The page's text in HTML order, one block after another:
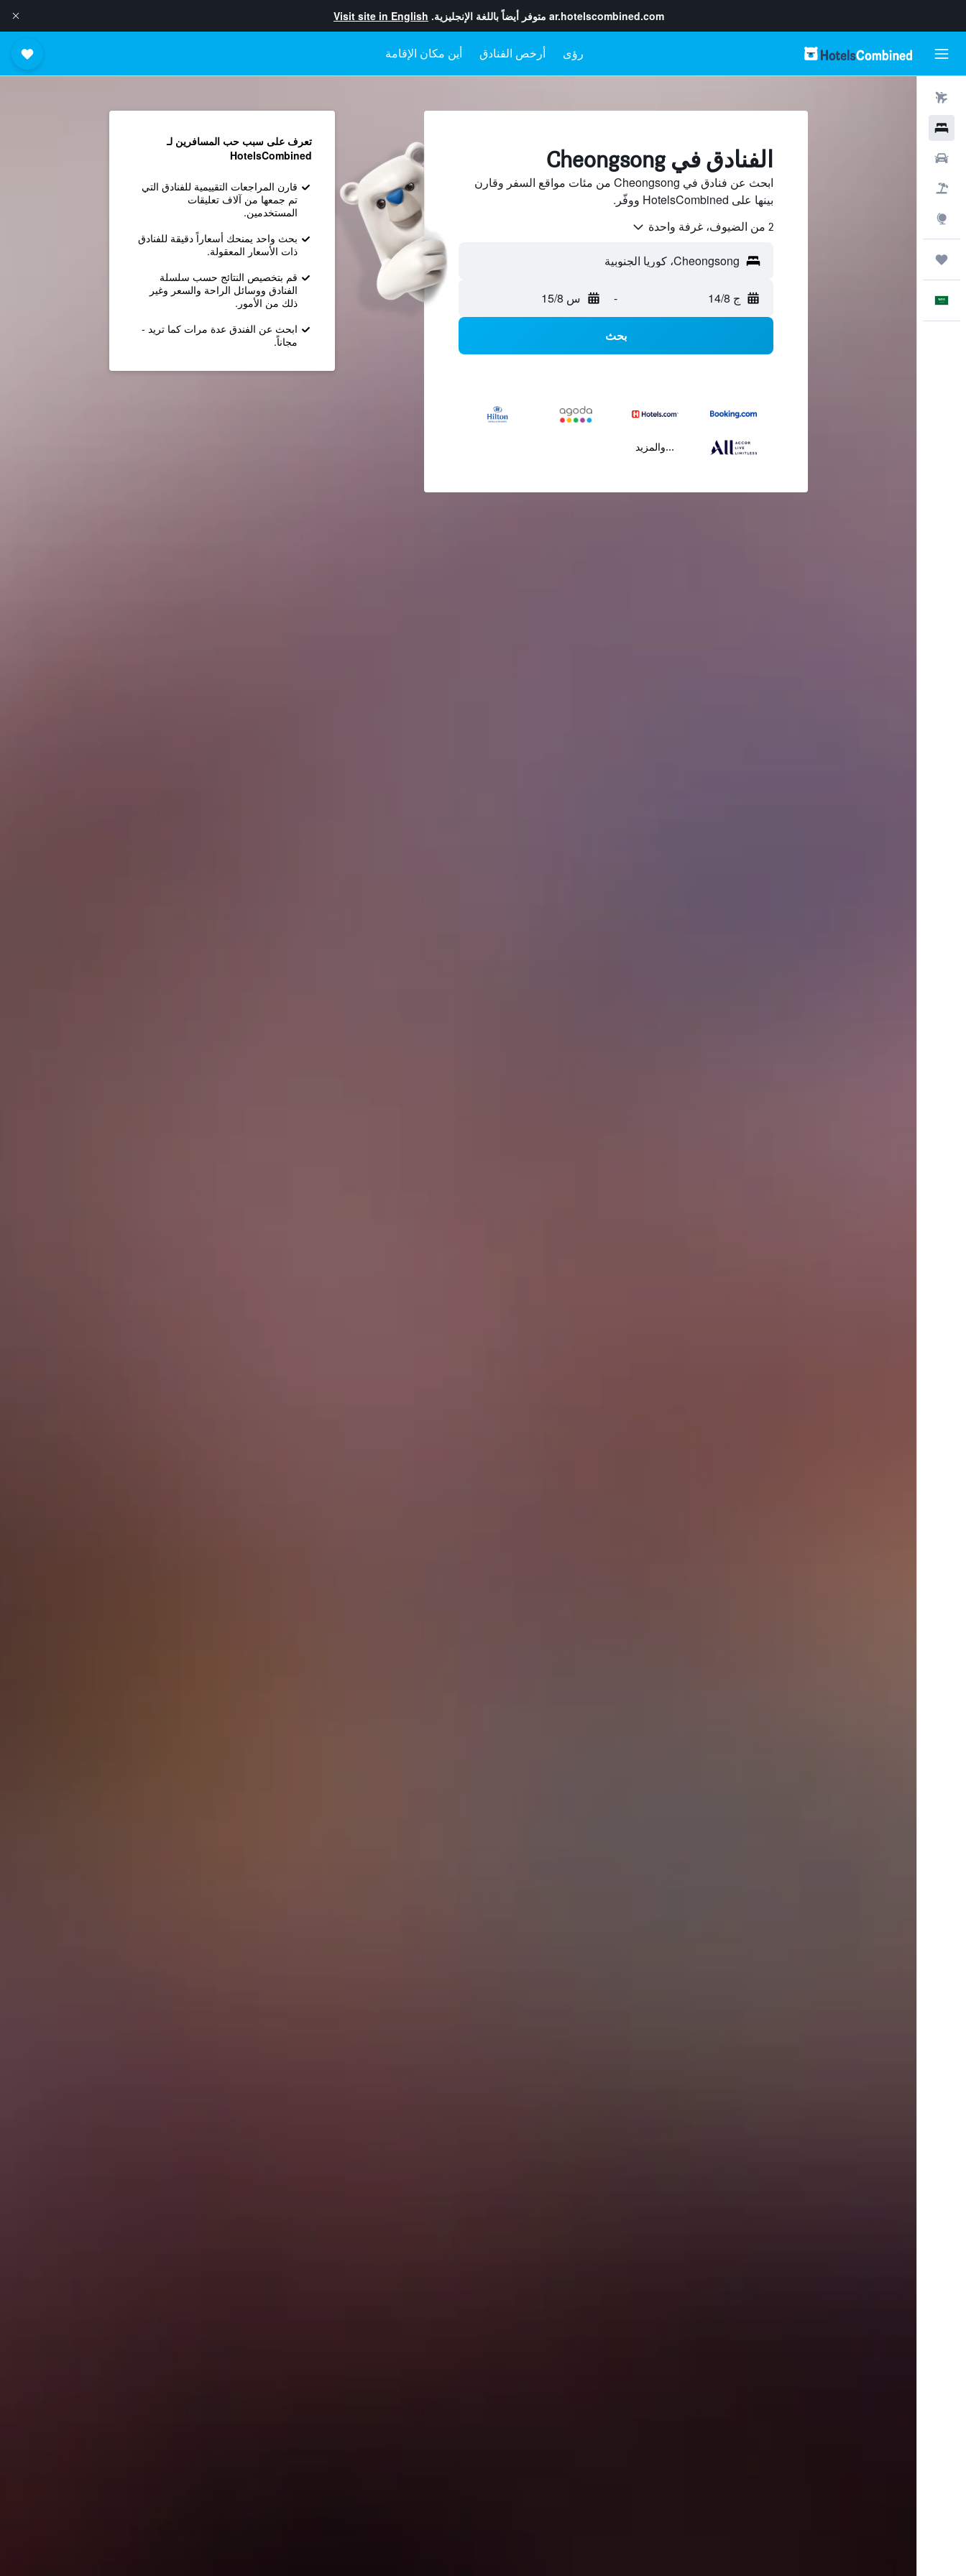
ar.hotelscombined.com متوفر أيضاً باللغة الإنجليزية. Visit site in English
رؤى أرخص الفنادق أين مكان الإقامة
الفنادق في Cheongsong
ابحث عن فنادق في Cheongsong من مئات مواقع السفر وقارن
بينها على HotelsCombined ووفّر.
2 من الضيوف، غرفة واحدة
ج 14/8 - س 15/8
بحث
...والمزيد
تعرف على سبب حب المسافرين لـ
HotelsCombined
قارن المراجعات التقييمية للفنادق التي
تم جمعها من آلاف تعليقات
المستخدمين.
بحث واحد يمنحك أسعاراً دقيقة للفنادق
ذات الأسعار المعقولة.
قم بتخصيص النتائج حسب سلسلة
الفنادق ووسائل الراحة والسعر وغير
ذلك من الأمور.
ابحث عن الفندق عدة مرات كما تريد -
مجاناً.